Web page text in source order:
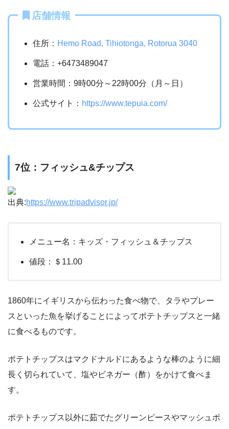
店舗情報
住所： Hemo Road, Tihiotonga, Rotorua 3040
電話：+6473489047
営業時間：9時00分～22時00分（月～日）
公式サイト： https://www.tepuia.com/
7位： フィッシュ&チップス
出典:https://www.tripadvisor.jp/
メニュー名：キッズ・フィッシュ＆チップス
値段：＄11.00
1860年にイギリスから伝わった食べ物で、タラやプレー
スといった魚を挙げることによってポテトチップスと一緒
に食べるものです。
ポテトチップスはマクドナルドにあるような棒のように細
長く切られていて、塩やビネガー（酢）をかけて食べま
す。
ポテトチップス以外に茹でたグリーンピースやマッシュポ